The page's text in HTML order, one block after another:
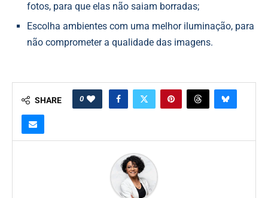
fotos, para que elas não saiam borradas;
Escolha ambientes com uma melhor iluminação, para
não comprometer a qualidade das imagens.
SHARE 0